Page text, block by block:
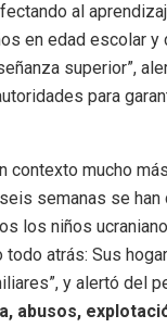
al
en edad escolar y
superior”,
para
contexto mucho
semanas se
los niños
atrás: Sus
y alertó del
abusos,